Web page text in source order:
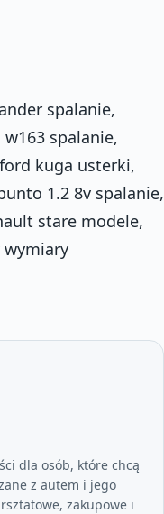
spalanie,
spalanie,
kuga usterki,
1.2 8v spalanie,
stare modele,
dla osób, które chcą
z autem i jego
zakupowe i